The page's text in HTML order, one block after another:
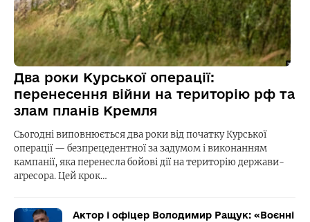
Два роки Курської операції:
перенесення війни на територію рф та
злам планів Кремля
Сьогодні виповнюється два роки від початку Курської
операції — безпрецедентної за задумом і виконанням
кампанії, яка перенесла бойові дії на територію держави-
агресора. Цей крок…
Актор і офіцер Володимир Ращук: «Воєнні